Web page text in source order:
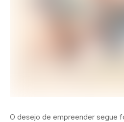
O desejo de empreender segue